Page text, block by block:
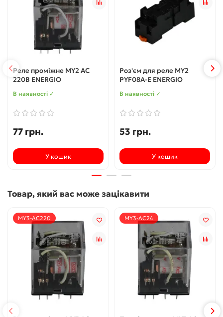
Реле проміжне MY2 AC
220В ENERGIO
В наявності ✓
77 грн.
У кошик
Роз'єм для реле MY2
PYF08A-E ENERGIO
В наявності ✓
53 грн.
У кошик
Товар, який вас може зацікавити
MY3-AC220 MY3-AC24